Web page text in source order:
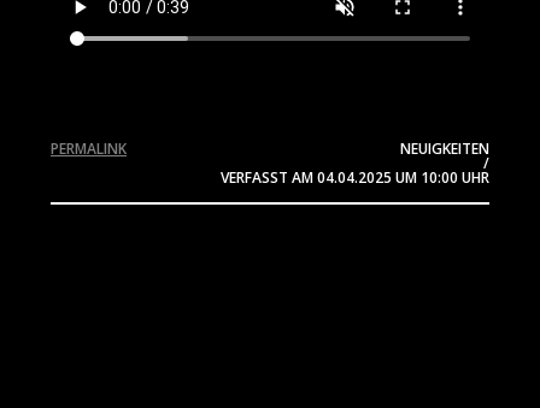
NEUIGKEITEN
/
VERFASST AM04.04.2025 UM 10:00 UHR
PERMALINK